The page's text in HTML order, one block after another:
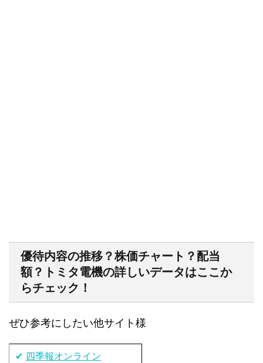
優待内容の推移？株価チャート？配当
額？トミタ電機の詳しいデータはここか
らチェック！
ぜひ参考にしたい他サイト様
✔ 四季報オンライン